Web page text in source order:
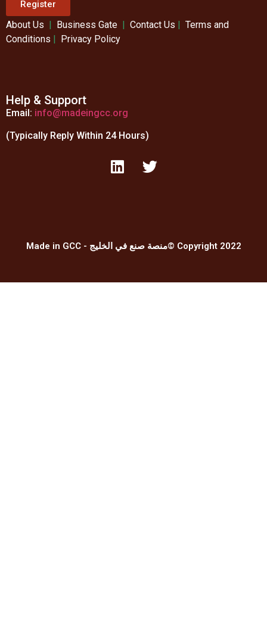
Register
About Us Business Gate Contact Us
Terms and
Conditions
Privacy Policy
Help & Support
Email: info@madeingcc.org
(Typically Reply Within 24 Hours)
Made in GCC - منصة صنع في الخليج© Copyright 2022